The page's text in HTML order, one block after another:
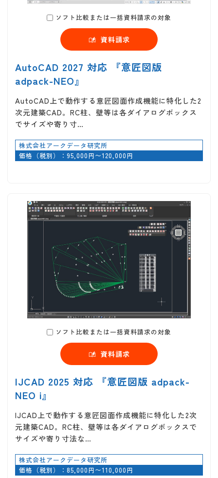
ソフト比較または一括資料請求の対象
資料請求
AutoCAD 2027 対応 『意匠図版
adpack-NEO』
AutoCAD上で動作する意匠図面作成機能に特化した2
次元建築CAD。RC柱、壁等は各ダイアログボックス
でサイズや寄り寸…
株式会社アークデータ研究所
価格（税別）：95,000円〜120,000円
ソフト比較または一括資料請求の対象
資料請求
IJCAD 2025 対応 『意匠図版 adpack-
NEO i』
IJCAD上で動作する意匠図面作成機能に特化した2次
元建築CAD。RC柱、壁等は各ダイアログボックスで
サイズや寄り寸法な…
株式会社アークデータ研究所
価格（税別）：85,000円〜110,000円